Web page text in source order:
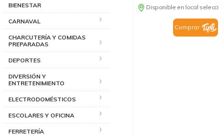
BIENESTAR
CARNAVAL
CHARCUTERÍA Y COMIDAS
PREPARADAS
DEPORTES
DIVERSIÓN Y
ENTRETENIMIENTO
ELECTRODOMÉSTICOS
ESCOLARES Y OFICINA
FERRETERÍA
Disponible en local
Comprar